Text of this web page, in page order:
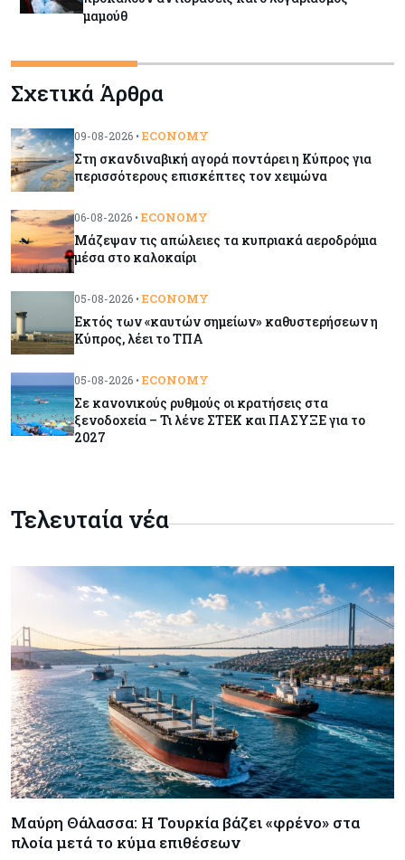
μαμούθ
Κόσμος 09-08-2026
Ποιες πόλεις χτίζουν τους περισσότερους
ουρανοξύστες
Κόσμος 09-08-2026
Πώς οι big tech εκτόξευσαν την
Αρθρογραφία
Κύπρο
Στη σκανδιναβική αγορά ποντάρει η Κύπρος για
περισσότερους επισκέπτες τον χειμώνα
Η χώρα με τα περισσότερα φωτοβολταϊκά στις
στέγες διευρύνει την επιδότησή τους
Κόσμος 08-08-2026
Fed: Βαθαίνει η διαφωνία για τα επιτόκια – Στο
επίκεντρο η επίμονη ακρίβεια
Κόσμος 08-08-2026
Ορμούζ: Πάνω από $510.000 την ημέρα για ένα
VLCC – Η αγορά πληρώνει πλέον τον κίνδυνο
και όχι τα μίλια
Κόσμος
Σχετικά Άρθρα
09-08-2026 • ECONOMY
Στη σκανδιναβική αγορά ποντάρει η Κύπρος για
περισσότερους επισκέπτες τον χειμώνα
06-08-2026 • ECONOMY
Μάζεψαν τις απώλειες τα κυπριακά αεροδρόμια
μέσα στο καλοκαίρι
05-08-2026 • ECONOMY
Εκτός των «καυτών σημείων» καθυστερήσεων η
Κύπρος, λέει το ΤΠΑ
05-08-2026 • ECONOMY
Σε κανονικούς ρυθμούς οι κρατήσεις στα
ξενοδοχεία – Τι λένε ΣΤΕΚ και ΠΑΣΥΞΕ για το
2027
Τελευταία νέα
Μαύρη Θάλασσα: Η Τουρκία βάζει «φρένο» στα
πλοία μετά το κύμα επιθέσεων